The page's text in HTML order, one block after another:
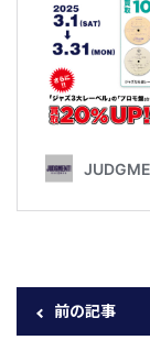
前の記事